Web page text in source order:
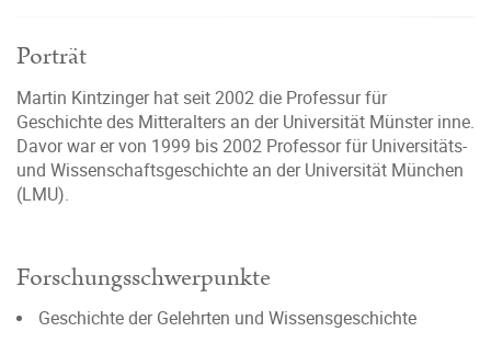
Porträt
Martin Kintzinger hat seit 2002 die Professur für
Geschichte des Mitteralters an der Universität Münster inne.
Davor war er von 1999 bis 2002 Professor für Universitäts-
und Wissenschaftsgeschichte an der Universität München
(LMU).
Forschungsschwerpunkte
Geschichte der Gelehrten und Wissensgeschichte